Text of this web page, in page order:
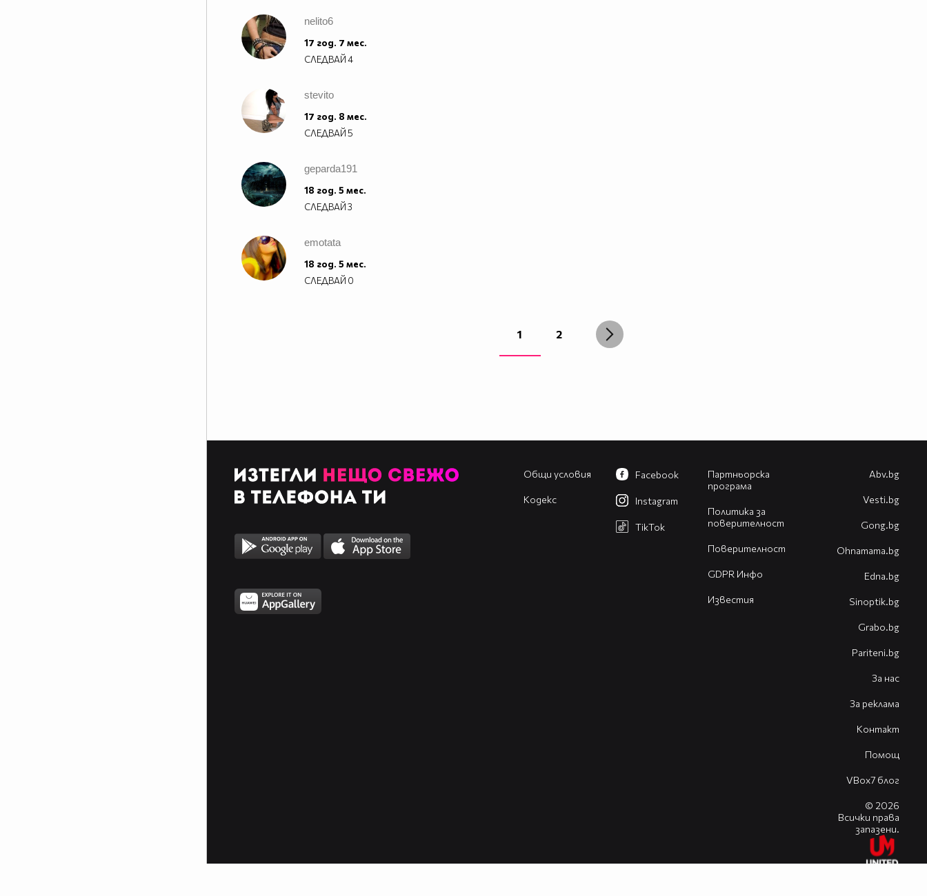
nelito6
17 год. 7 мес.
СЛЕДВАЙ4
stevito
17 год. 8 мес.
СЛЕДВАЙ5
geparda191
18 год. 5 мес.
СЛЕДВАЙ3
emotata
18 год. 5 мес.
СЛЕДВАЙ 0
1 2
Общи условия
Кодекс
Партньорска
програма
Политика за
поверителност
Поверителност
GDPR Инфо
Известия
Facebook
Instagram
TikTok
Abv.bg
Vesti.bg
Gong.bg
Оhnamama.bg
Edna.bg
Sinoptik.bg
Grabo.bg
Pariteni.bg
За нас
За реклама
Контакт
Помощ
VBox7 блог
© 2026
Всички права
запазени.